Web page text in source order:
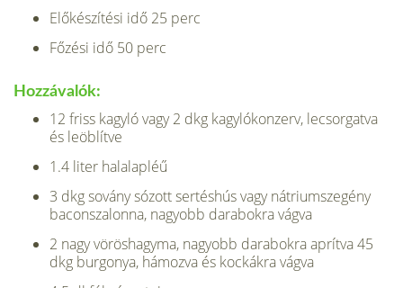
Előkészítési idő 25 perc
Főzési idő 50 perc
Hozzávalók:
12 friss kagyló vagy 2 dkg kagylókonzerv, lecsorgatva
és leöblítve
1.4 liter halalapléű
3 dkg sovány sózott sertéshús vagy nátrium­szegény
baconszalonna, nagyobb darabokra vágva
2 nagy vöröshagyma, nagyobb darabokra aprítva 45
dkg burgonya, hámozva és kockákra vágva